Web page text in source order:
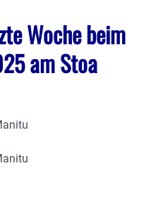
Woche beim
am Stoa